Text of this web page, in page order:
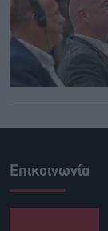
Επικοινωνία